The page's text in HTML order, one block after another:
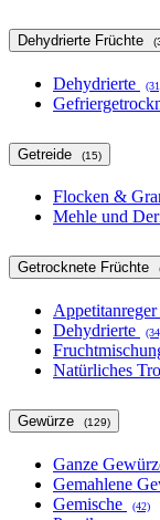
Dehydrierte Früchte
Dehydrierte
Getreide (15)
Flocken &
Mehle und
Getrocknete Früchte
Appetitanreger
Dehydrierte
Natürliches
Gewürze (129)
Ganze
Gemahlene
Gemische (42)